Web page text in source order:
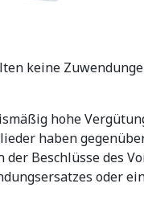
keine
hohe
haben
Beschlüsse des
oder